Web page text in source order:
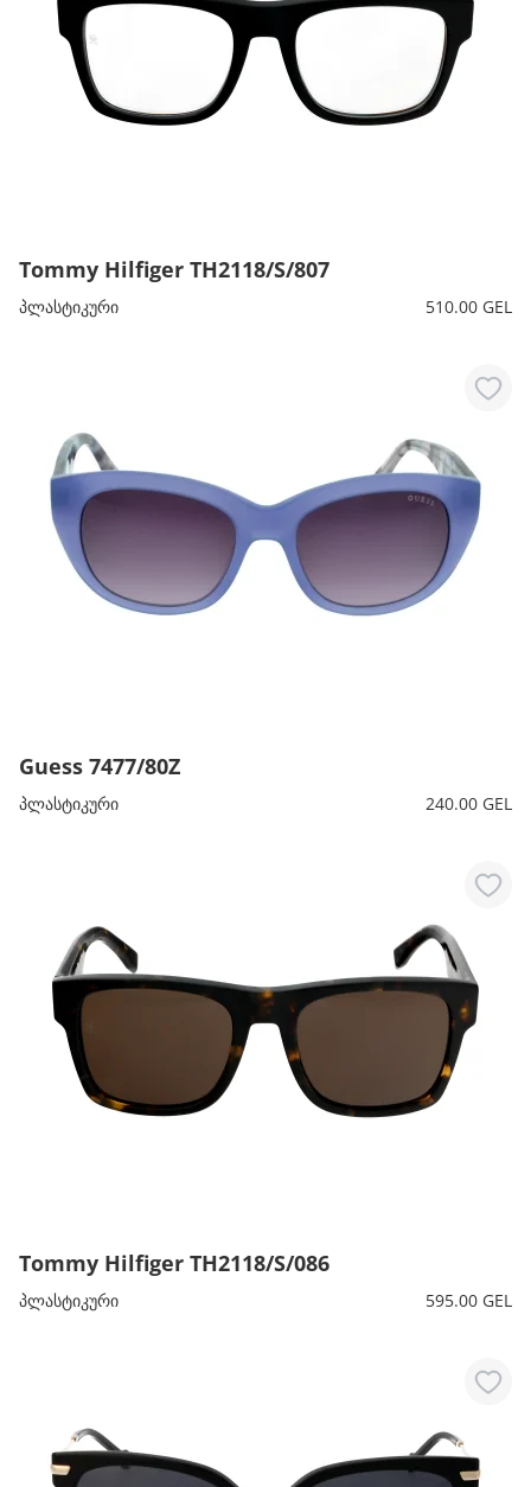
Tommy Hilfiger TH2118/S/807
პლასტიკური 510.00 GEL
Guess 7477/80Z
პლასტიკური 240.00 GEL
Tommy Hilfiger TH2118/S/086
პლასტიკური 595.00 GEL